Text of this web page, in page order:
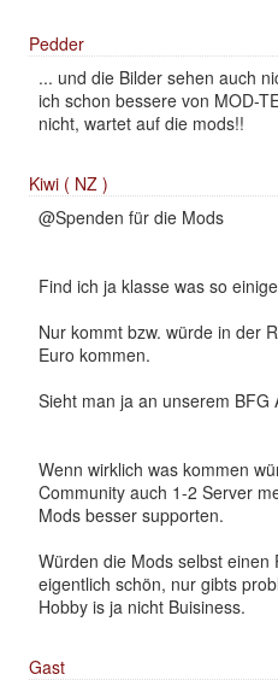
Pedder
... und die Bilder sehen auch
ich schon bessere von MOD-
nicht, wartet auf die mods!!
Kiwi ( NZ )
@Spenden für die Mods
Find ich ja klasse was so
Nur kommt bzw. würde in der
Euro kommen.
Sieht man ja an unserem BFG
Wenn wirklich was kommen
Community auch 1-2 Server
Mods besser supporten.
Würden die Mods selbst
eigentlich schön, nur gibts
Hobby is ja nicht Buisiness.
Gast